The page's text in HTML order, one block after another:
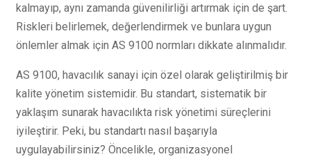
kalmayıp, aynı zamanda güvenilirliği artırmak için de şart.
Riskleri belirlemek, değerlendirmek ve bunlara uygun
önlemler almak için AS 9100 normları dikkate alınmalıdır.
AS 9100, havacılık sanayi için özel olarak geliştirilmiş bir
kalite yönetim sistemidir. Bu standart, sistematik bir
yaklaşım sunarak havacılıkta risk yönetimi süreçlerini
iyileştirir. Peki, bu standartı nasıl başarıyla
uygulayabilirsiniz? Öncelikle, organizasyonel